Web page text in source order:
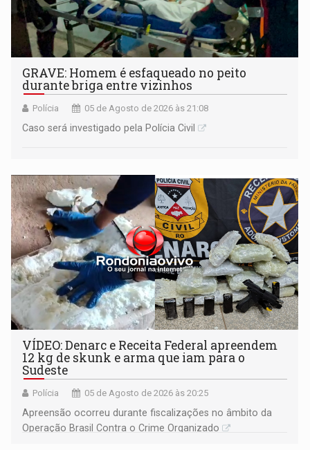
GRAVE: Homem é esfaqueado no peito
durante briga entre vizinhos
Polícia 05 de Agosto de 2026 às 21:08
Caso será investigado pela Polícia Civil
VÍDEO: Denarc e Receita Federal apreendem
12 kg de skunk e arma que iam para o
Sudeste
Polícia 05 de Agosto de 2026 às 20:25
Apreensão ocorreu durante fiscalizações no âmbito da
Operação Brasil Contra o Crime Organizado